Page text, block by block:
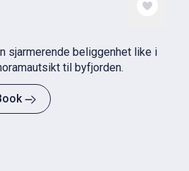
sjarmerende beliggenhet like i
til byfjorden.